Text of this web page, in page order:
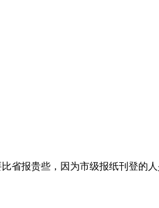
省报贵些，因为市级报纸刊登的